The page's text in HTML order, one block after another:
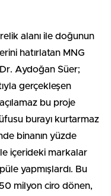
alanı ile doğunun
hatırlatan MNG
Aydoğan Süer;
gerçekleşen
bu proje
burayı kurtarmaz
binanın yüzde
içerideki markalar
yapmışlardı. Bu
milyon ciro dönen,